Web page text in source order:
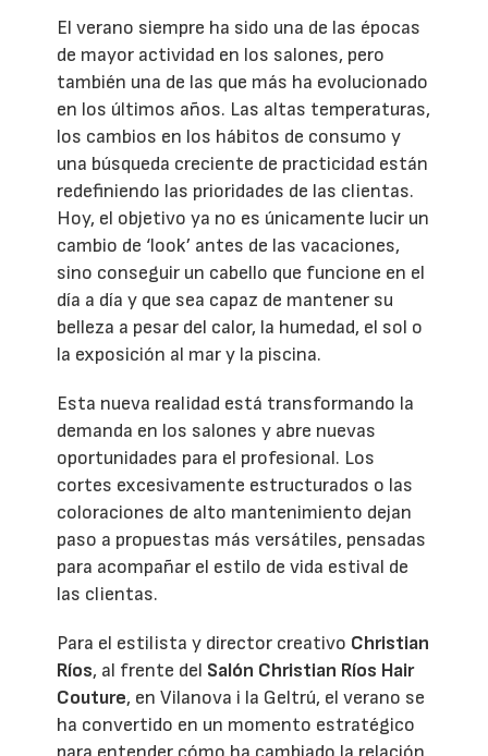
El verano siempre ha sido una de las épocas
de mayor actividad en los salones, pero
también una de las que más ha evolucionado
en los últimos años. Las altas temperaturas,
los cambios en los hábitos de consumo y
una búsqueda creciente de practicidad están
redefiniendo las prioridades de las clientas.
Hoy, el objetivo ya no es únicamente lucir un
cambio de ‘look’ antes de las vacaciones,
sino conseguir un cabello que funcione en el
día a día y que sea capaz de mantener su
belleza a pesar del calor, la humedad, el sol o
la exposición al mar y la piscina.
Esta nueva realidad está transformando la
demanda en los salones y abre nuevas
oportunidades para el profesional. Los
cortes excesivamente estructurados o las
coloraciones de alto mantenimiento dejan
paso a propuestas más versátiles, pensadas
para acompañar el estilo de vida estival de
las clientas.
Para el estilista y director creativo Christian
Ríos, al frente del Salón Christian Ríos Hair
Couture, en Vilanova i la Geltrú, el verano se
ha convertido en un momento estratégico